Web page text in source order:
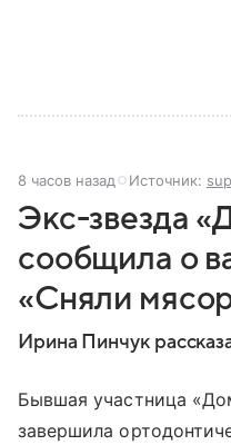
8 часов назад Источник:
Экс-звезда
сообщила о
«Сняли
Ирина Пинчук
Бывшая участница
завершила